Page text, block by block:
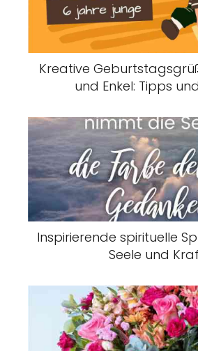
Kreative
und Enkel: Tipps
Inspirierende spirituelle
Seele und